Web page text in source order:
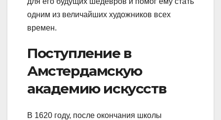
одним из величайших художников всех
времен.
Поступление в
Амстердамскую
академию искусств
В 1620 году, после окончания школы